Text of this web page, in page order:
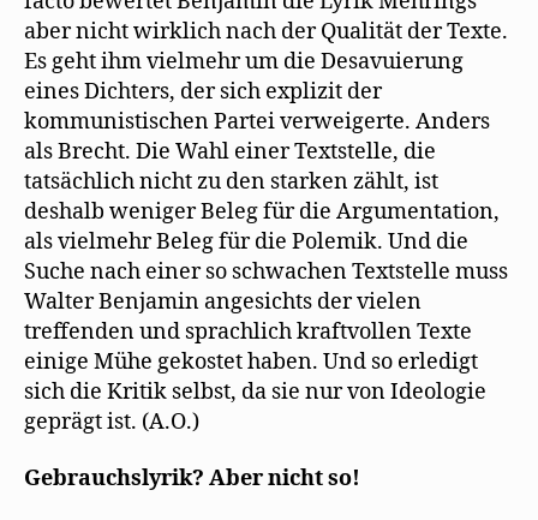
aber nicht wirklich nach der Qualität der Texte.
Es geht ihm vielmehr um die Desavuierung
eines Dichters, der sich explizit der
kommunistischen Partei verweigerte. Anders
als Brecht. Die Wahl einer Textstelle, die
tatsächlich nicht zu den starken zählt, ist
deshalb weniger Beleg für die Argumentation,
als vielmehr Beleg für die Polemik. Und die
Suche nach einer so schwachen Textstelle muss
Walter Benjamin angesichts der vielen
treffenden und sprachlich kraftvollen Texte
einige Mühe gekostet haben. Und so erledigt
sich die Kritik selbst, da sie nur von Ideologie
geprägt ist. (A.O.)
Gebrauchslyrik? Aber nicht so!